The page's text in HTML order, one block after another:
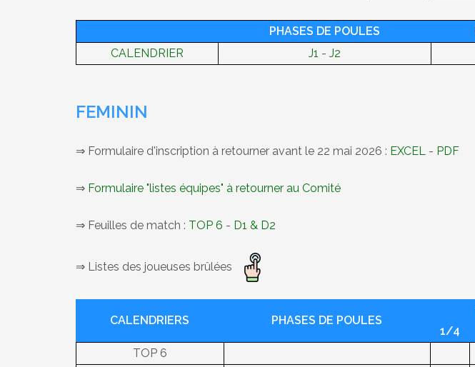
PHASES DE POULES
CALENDRIER
J1 - J2
FEMININ
⇒ Formulaire d'inscription à retourner avant le 22 mai 2026 : EXCEL - PDF
⇒ Formulaire "listes équipes" à retourner au Comité
⇒ Feuilles de match : TOP 6 - D1 & D2
⇒ Listes des joueuses brûlées
CALENDRIERS PHASES DE POULES
1/4
TOP 6